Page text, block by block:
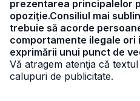
prezentarea principalelor
opoziţie.Consiliul mai
trebuie să acorde
comportamente ilegale ori
exprimării unui punct de
Vă atragem atenţia că
calupuri de publicitate.